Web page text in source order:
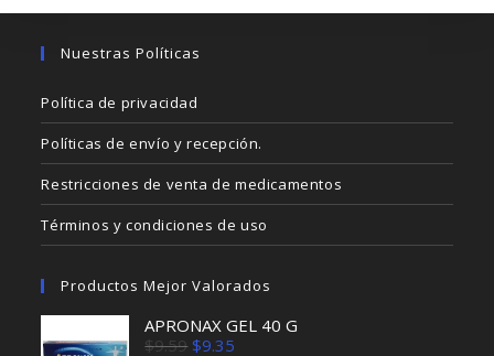
Nuestras Políticas
Política de privacidad
Políticas de envío y recepción.
Restricciones de venta de medicamentos
Términos y condiciones de uso
Productos Mejor Valorados
APRONAX GEL 40 G
$9.59El
$9.35